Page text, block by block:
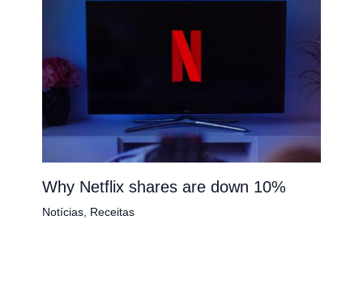
Why Netflix shares are down 10%
Notícias, Receitas